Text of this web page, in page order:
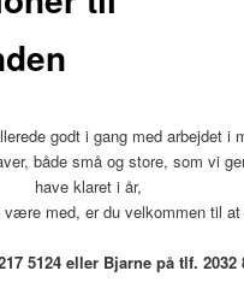
godt i gang med arbejdet i
både små og store, som vi
have klaret i år,
med, er du velkommen til
5124 eller Bjarne på tlf. 2032